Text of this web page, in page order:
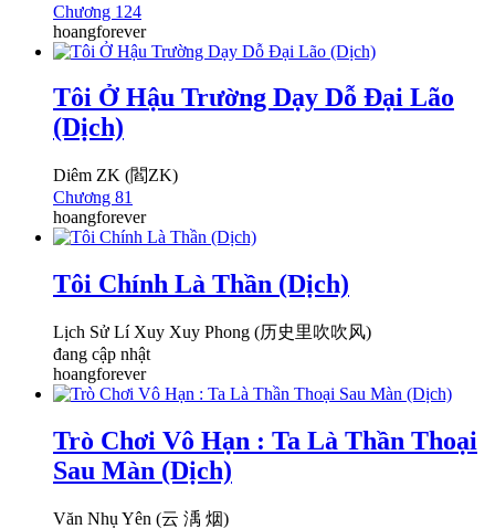
Chương 124
hoangforever
Tôi Ở Hậu Trường Dạy Dỗ Đại Lão
(Dịch)
Diêm ZK (閻ZK)
Chương 81
hoangforever
Tôi Chính Là Thần (Dịch)
Lịch Sử Lí Xuy Xuy Phong (历史里吹吹风)
đang cập nhật
hoangforever
Trò Chơi Vô Hạn : Ta Là Thần Thoại
Sau Màn (Dịch)
Văn Nhụ Yên (云 渪 烟)